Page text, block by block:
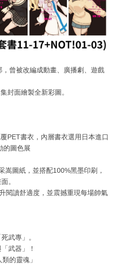
曾被改編成動畫、廣播劇、遊戲
封面繪製全新彩圖。
PET書衣，內層書衣選用日本進口
的圖色展
圖紙，並搭配100%黑墨印刷，
。
閱讀舒適度，並震撼重現每場帥氣
武專」。
武器」！
的靈魂」